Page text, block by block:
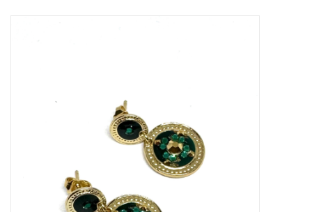
Accessoires